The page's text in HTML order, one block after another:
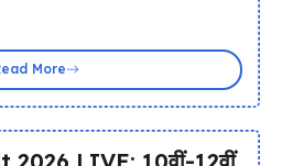
More
LIVE: 10वीं-12वीं